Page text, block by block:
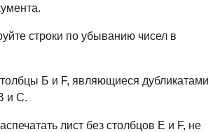
строки по убыванию чисел в
Б и F, являющиеся дубликатами
и С.
лист без столбцов Е и F, не